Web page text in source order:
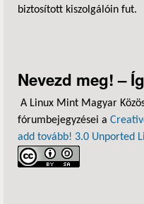
biztosított kiszolgálóin fut.
Nevezd meg! –
A Linux Mint Magyar
fórumbejegyzései a
add tovább! 3.0 Unported